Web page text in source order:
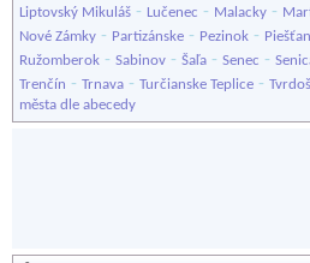
Liptovský Mikuláš - Lučenec - Malacky -
Nové Zámky - Partizánske - Pezinok -
Ružomberok - Sabinov - Šaľa - Senec -
Trenčín - Trnava - Turčianske Teplice -
města dle abecedy